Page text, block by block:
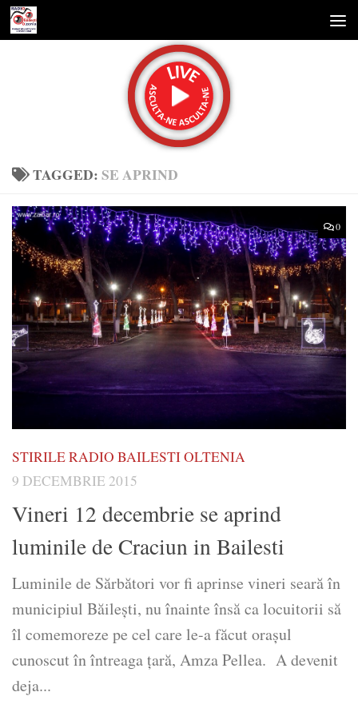
Skip to content
TAGGED:SE APRIND
0
STIRILE RADIO BAILESTI OLTENIA
9 DECEMBRIE 2015
Vineri 12 decembrie se aprind
luminile de Craciun in Bailesti
Luminile de Sărbători vor fi aprinse vineri seară în
municipiul Băileşti, nu înainte însă ca locuitorii să
îl comemoreze pe cel care le-a făcut oraşul
cunoscut în întreaga ţară, Amza Pellea. A devenit
deja...